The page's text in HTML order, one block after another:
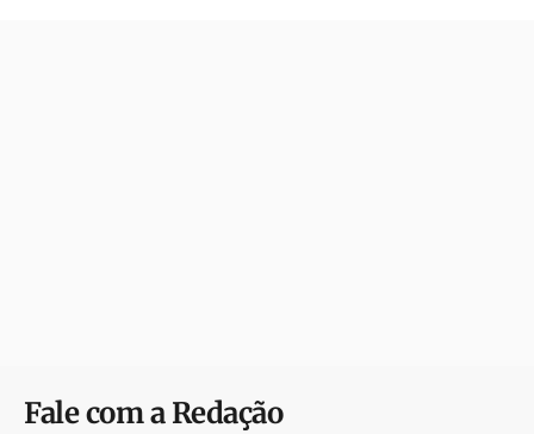
Fale com a Redação